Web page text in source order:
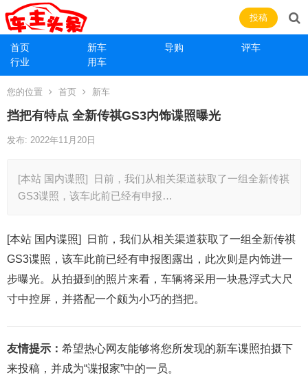
首页 新车 导购
评车
行业
用车
投稿
您的位置 首页 新车
挡把有特点 全新传祺GS3内饰谍照曝光
发布: 2022年11月20日
[本站 国内谍照] 日前，我们从相关渠道获取了一组全新传祺
GS3谍照，该车此前已经有申报…
[本站 国内谍照] 日前，我们从相关渠道获取了一组全新传祺
GS3谍照，该车此前已经有申报图露出，此次则是内饰进一
步曝光。从拍摄到的照片来看，车辆将采用一块悬浮式大尺
寸中控屏，并搭配一个颇为小巧的挡把。
友情提示： 希望热心网友能够将您所发现的新车谍照拍摄下
来投稿，并成为“谍报家”中的一员。